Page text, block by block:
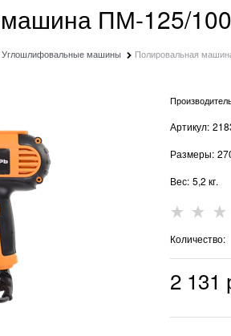
ПМ-125/
Углошлифовальные машины Полировальная
Артикул:
Размеры:
Вес: 5,2 кг.
Количество:
2 131